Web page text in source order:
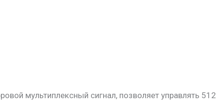
мультиплексный сигнал, позволяет управлять 512